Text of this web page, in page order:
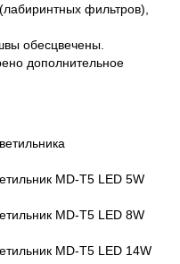
фильтров),
обесцвечены.
дополнительное
светильника
MD-T5 LED 5W
MD-T5 LED 8W
MD-T5 LED 14W